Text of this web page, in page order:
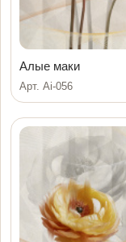
Алые маки
Арт. Ai-056